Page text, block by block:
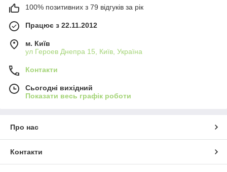
100% позитивних з 79 відгуків за рік
Працює з 22.11.2012
м. Київ
ул Героев Днепра 15, Київ, Україна
Контакти
Сьогодні вихідний
Показати весь графік роботи
Про нас
Контакти